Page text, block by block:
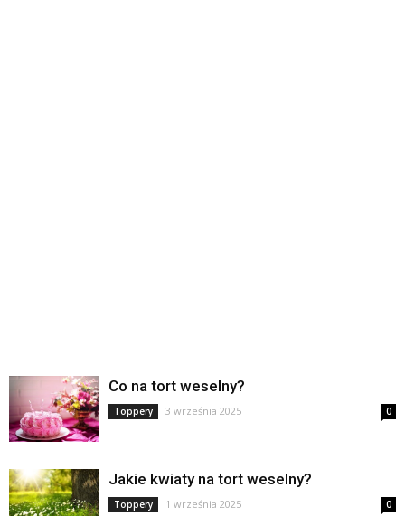
Co na tort weselny?
Toppery 3 września 2025 0
Jakie kwiaty na tort weselny?
Toppery 1 września 2025 0